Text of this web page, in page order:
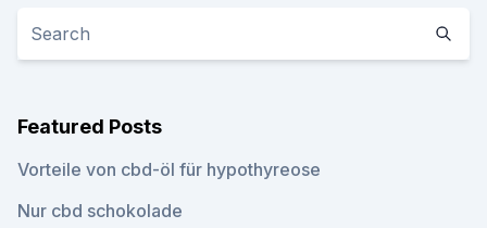
Featured Posts
Vorteile von cbd-öl für hypothyreose
Nur cbd schokolade